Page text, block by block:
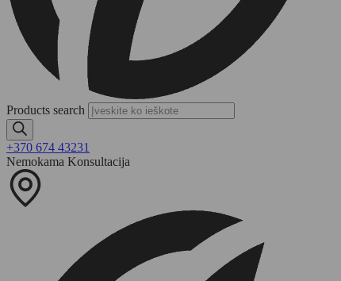
Products search
+370 674 43231
Nemokama Konsultacija